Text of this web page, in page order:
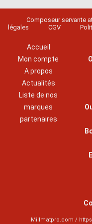
Composeur servante
légales
CGV
Accueil
Mon compte
A propos
Actualités
Liste de nos
marques
partenaires
Millmatpro.com /